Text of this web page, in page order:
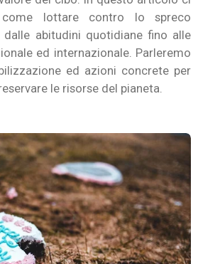
come lottare contro lo spreco
dalle abitudini quotidiane fino alle
ed internazionale. Parleremo
ed azioni concrete per
le risorse del pianeta.